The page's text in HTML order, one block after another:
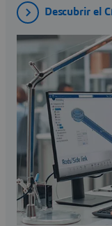
Descubrir el